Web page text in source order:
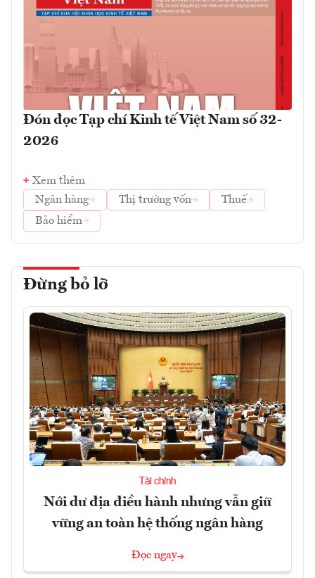
Đón đọc Tạp chí Kinh tế Việt Nam số 32-
2026
Xem thêm
Ngân hàng
Thị trường vốn
Thuế
Bảo hiểm
Đừng bỏ lỡ
Tài chính
Nới dư địa điều hành nhưng vẫn giữ
vững an toàn hệ thống ngân hàng
Đọc ngay